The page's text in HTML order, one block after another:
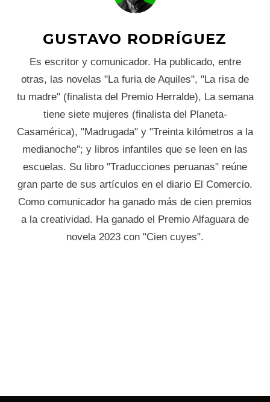
GUSTAVO RODRÍGUEZ
Es escritor y comunicador. Ha publicado, entre
otras, las novelas "La furia de Aquiles", "La risa de
tu madre" (finalista del Premio Herralde), La semana
tiene siete mujeres (finalista del Planeta-
Casamérica), "Madrugada" y "Treinta kilómetros a la
medianoche"; y libros infantiles que se leen en las
escuelas. Su libro "Traducciones peruanas" reúne
gran parte de sus artículos en el diario El Comercio.
Como comunicador ha ganado más de cien premios
a la creatividad. Ha ganado el Premio Alfaguara de
novela 2023 con "Cien cuyes".